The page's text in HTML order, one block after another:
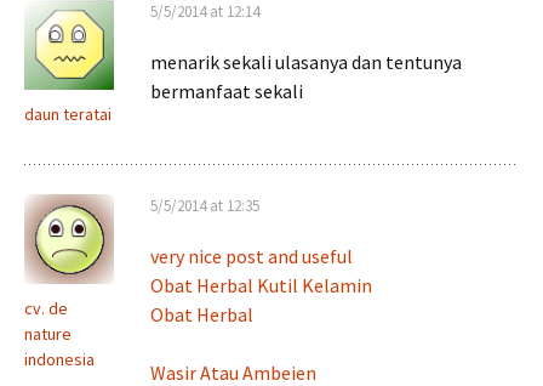
daun teratai
5/5/2014 at 12:14
menarik sekali ulasanya dan tentunya
bermanfaat sekali
cv. de
nature
indonesia
5/5/2014 at 12:35
very nice post and useful
Obat Herbal Kutil Kelamin
Obat Herbal
Wasir Atau Ambeien